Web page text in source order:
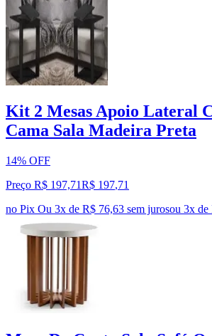
Kit 2 Mesas Apoio Lateral
Cama Sala Madeira Preta
14% OFF
Preço R$ 197,71R$ 197,71
no Pix Ou 3x de R$ 76,63 sem jurosou 3x de